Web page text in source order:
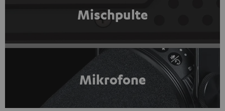
Mischpulte
Mikrofone